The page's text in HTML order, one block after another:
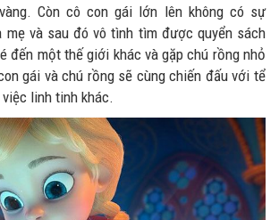
Còn cô con gái lớn lên không có sự
mẹ và sau đó vô tình tìm được quyển sách
đến một thế giới khác và gặp chú rồng nhỏ
gái và chú rồng sẽ cùng chiến đấu với tể
linh tinh khác.